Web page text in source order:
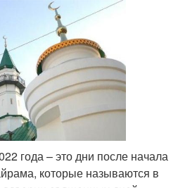
года – это дни после начала
которые называются в